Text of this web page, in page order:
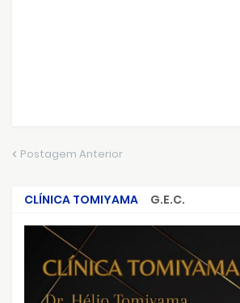
Postagem Anterior
CLÍNICA TOMIYAMA
G.E.C.
CRIMES QUE ABALARAM O BRASIL